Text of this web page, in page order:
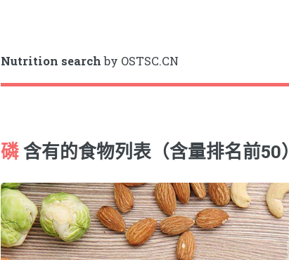
Nutrition searchby OSTSC.CN
磷含有的食物列表（含量排名前50）